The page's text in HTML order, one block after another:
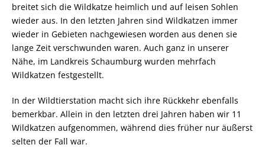
breitet sich die Wildkatze heimlich und auf leisen Sohlen
wieder aus. In den letzten Jahren sind Wildkatzen immer
wieder in Gebieten nachgewiesen worden aus denen sie
lange Zeit verschwunden waren. Auch ganz in unserer
Nähe, im Landkreis Schaumburg wurden mehrfach
Wildkatzen festgestellt.
In der Wildtierstation macht sich ihre Rückkehr ebenfalls
bemerkbar. Allein in den letzten drei Jahren haben wir 11
Wildkatzen aufgenommen, während dies früher nur äußerst
selten der Fall war.